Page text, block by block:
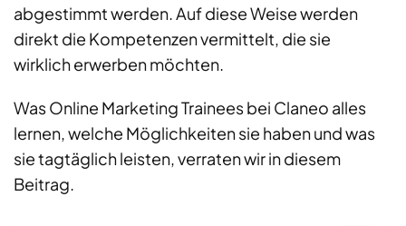
abgestimmt werden. Auf diese Weise werden
direkt die Kompetenzen vermittelt, die sie
wirklich erwerben möchten.
Was Online Marketing Trainees bei Claneo alles
lernen, welche Möglichkeiten sie haben und was
sie tagtäglich leisten, verraten wir in diesem
Beitrag.